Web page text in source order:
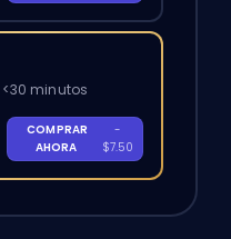
minutos
COMPRAR
AHORA
-
$7.50